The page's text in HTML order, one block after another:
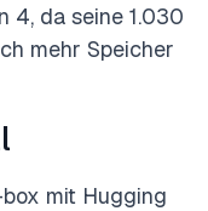
4, da seine 1.030
mehr Speicher
mit Hugging